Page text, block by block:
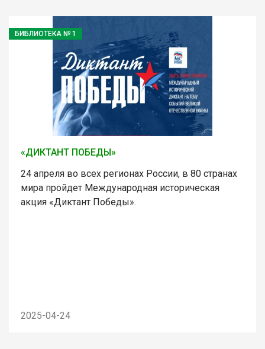
БИБЛИОТЕКА № 1
«ДИКТАНТ ПОБЕДЫ»
24 апреля во всех регионах России, в 80 странах
мира пройдет Международная историческая
акция «Диктант Победы».
2025-04-24